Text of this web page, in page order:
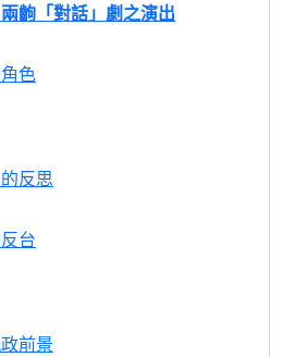
齣「對話」劇之演出
色
反思
台
前景